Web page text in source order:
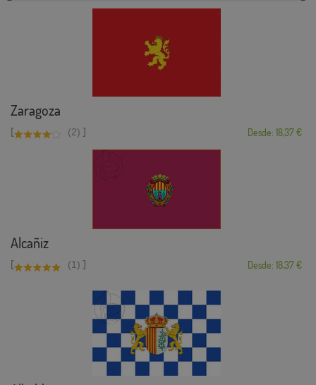
Zaragoza
[ (2) ] Desde: 18,37 €
Alcañiz
[ (1) ] Desde: 18,37 €